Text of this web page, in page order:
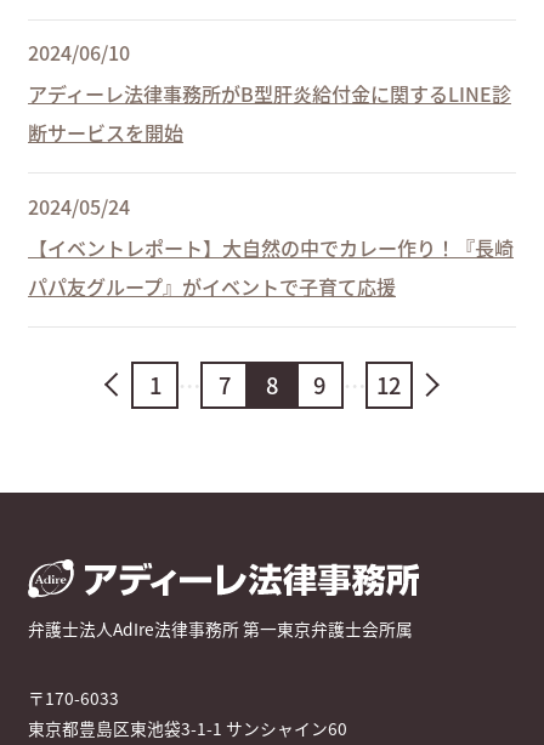
2024/06/10
アディーレ法律事務所がB型肝炎給付金に関するLINE診
断サービスを開始
2024/05/24
【イベントレポート】大自然の中でカレー作り！『長崎
パパ友グループ』がイベントで子育て応援
1 … 7 8 9 … 12
弁護士法人AdIre法律事務所 第一東京弁護士会所属
〒170-6033
東京都豊島区東池袋3-1-1 サンシャイン60